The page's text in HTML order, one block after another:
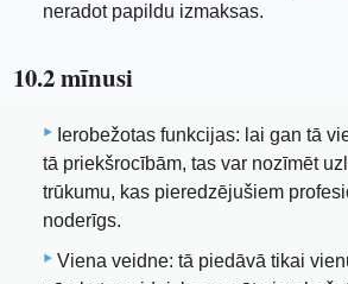
neradot papildu izmaksas.
10.2 mīnusi
Ierobežotas funkcijas: lai gan tā
tā priekšrocībām, tas var nozīmēt
trūkumu, kas pieredzējušiem
noderīgs.
Viena veidne: tā piedāvā tikai